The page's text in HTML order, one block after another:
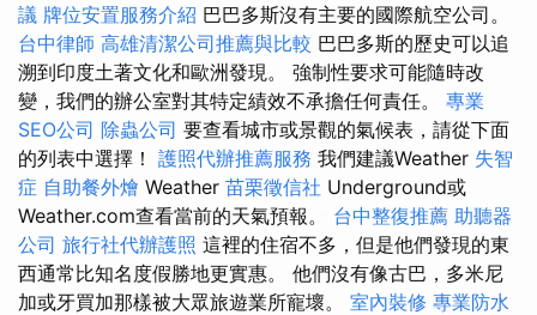
議 牌位安置服務介紹 巴巴多斯沒有主要的國際航空公司。
台中律師 高雄清潔公司推薦與比較 巴巴多斯的歷史可以追
溯到印度土著文化和歐洲發現。 強制性要求可能隨時改
變，我們的辦公室對其特定績效不承擔任何責任。 專業
SEO公司 除蟲公司 要查看城市或景觀的氣候表，請從下面
的列表中選擇！ 護照代辦推薦服務 我們建議Weather 失智
症 自助餐外燴 Weather 苗栗徵信社 Underground或
Weather.com查看當前的天氣預報。 台中整復推薦 助聽器
公司 旅行社代辦護照 這裡的住宿不多，但是他們發現的東
西通常比知名度假勝地更實惠。 他們沒有像古巴，多米尼
加或牙買加那樣被大眾旅遊業所寵壞。 室內裝修 專業防水